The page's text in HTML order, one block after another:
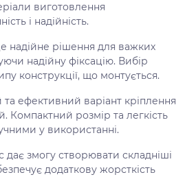
виготовлення
і надійність.
надійне рішення для важких
надійну фіксацію. Вибір
конструкції, що монтується.
ефективний варіант кріплення
Компактний розмір та легкість
у використанні.
дає змогу створювати складніші
додаткову жорсткість